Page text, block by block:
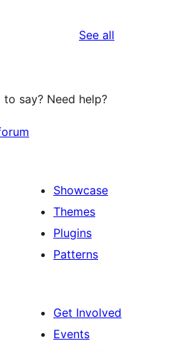
See all
say? Need help?
Showcase
Themes
Plugins
Patterns
Get Involved
Events